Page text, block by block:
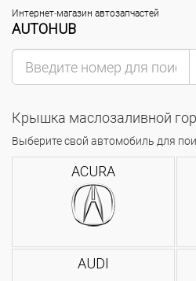
Интернет-магазин автозапчастей
AUTOHUB
Крышка маслозаливной
Выберите свой автомобиль для
ACURA
AUDI